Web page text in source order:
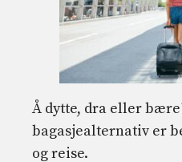
Å dytte, dra eller
bagasjealternativ er
og reise.